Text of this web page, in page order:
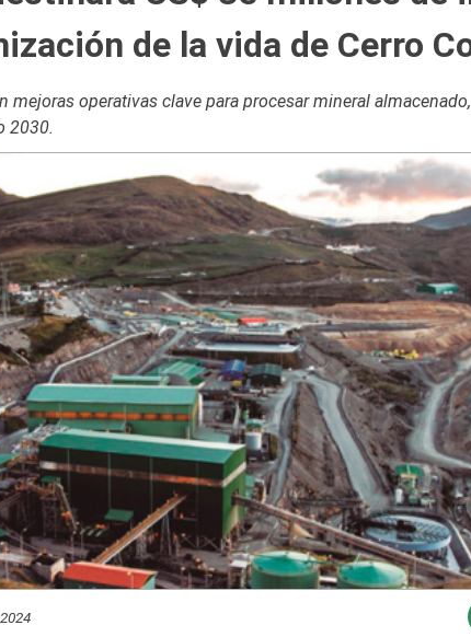
de la vida de Cerro
mejoras operativas clave para procesar mineral
2030.